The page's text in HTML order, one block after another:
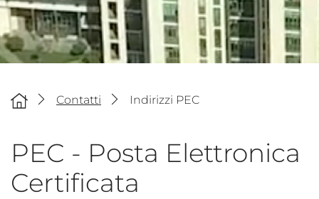
Contatti Indirizzi PEC
PEC - Posta Elettronica
Certificata